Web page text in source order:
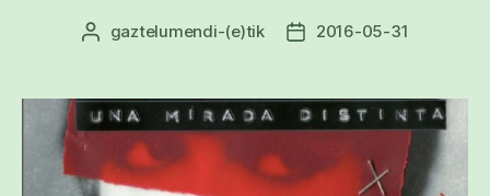
Argitalpenaren
gaztelumendi-(e)tik
Argitalpenaren
2016-05-31